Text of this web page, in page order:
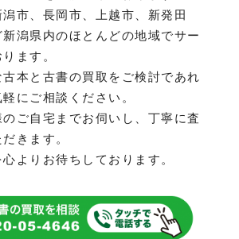
市、長岡市、上越市、新発田
新潟県内のほとんどの地域でサー
ます。
本と古書の買取をご検討であれ
にご相談ください。
ご自宅までお伺いし、丁寧に査
きます。
よりお待ちしております。